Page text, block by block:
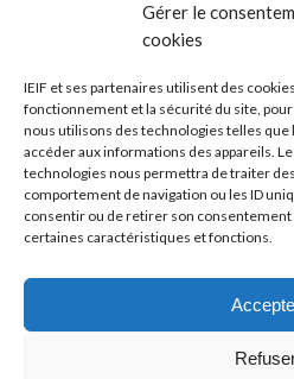
Gérer le
cookies
IEIF et ses partenaires utilisent des
fonctionnement et la sécurité du site,
nous utilisons des technologies telles
accéder aux informations des appareils.
technologies nous permettra de traiter
comportement de navigation ou les ID
consentir ou de retirer son
certaines caractéristiques et fonctions.
Prénom*
E-mail*